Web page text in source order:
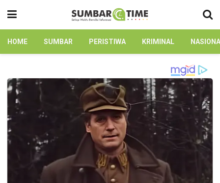
HOME SUMBAR PERISTIWA KRIMINAL